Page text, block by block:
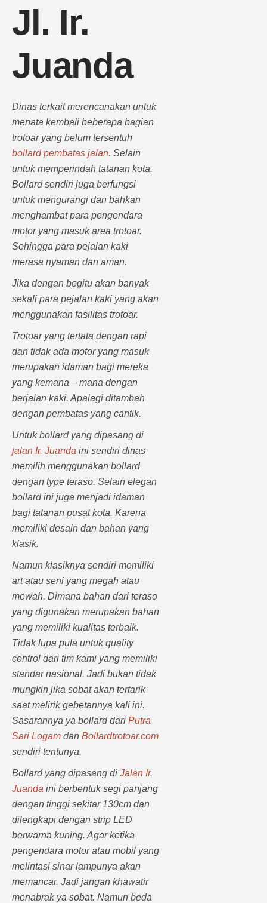
Jl. Ir.
Juanda
Dinas terkait merencanakan untuk
menata kembali beberapa bagian
trotoar yang belum tersentuh
bollard pembatas jalan. Selain
untuk memperindah tatanan kota.
Bollard sendiri juga berfungsi
untuk mengurangi dan bahkan
menghambat para pengendara
motor yang masuk area trotoar.
Sehingga para pejalan kaki
merasa nyaman dan aman.
Jika dengan begitu akan banyak
sekali para pejalan kaki yang akan
menggunakan fasilitas trotoar.
Trotoar yang tertata dengan rapi
dan tidak ada motor yang masuk
merupakan idaman bagi mereka
yang kemana – mana dengan
berjalan kaki. Apalagi ditambah
dengan pembatas yang cantik.
Untuk bollard yang dipasang di
jalan Ir. Juanda ini sendiri dinas
memilih menggunakan bollard
dengan type teraso. Selain elegan
bollard ini juga menjadi idaman
bagi tatanan pusat kota. Karena
memiliki desain dan bahan yang
klasik.
Namun klasiknya sendiri memiliki
art atau seni yang megah atau
mewah. Dimana bahan dari teraso
yang digunakan merupakan bahan
yang memiliki kualitas terbaik.
Tidak lupa pula untuk quality
control dari tim kami yang memiliki
standar nasional. Jadi bukan tidak
mungkin jika sobat akan tertarik
saat melirik gebetannya kali ini.
Sasarannya ya bollard dari Putra
Sari Logam dan Bollardtrotoar.com
sendiri tentunya.
Bollard yang dipasang di Jalan Ir.
Juanda ini berbentuk segi panjang
dengan tinggi sekitar 130cm dan
dilengkapi dengan strip LED
berwarna kuning. Agar ketika
pengendara motor atau mobil yang
melintasi sinar lampunya akan
memancar. Jadi jangan khawatir
menabrak ya sobat. Namun beda